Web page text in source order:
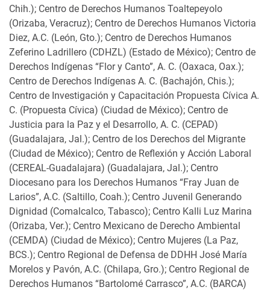
Chih.); Centro de Derechos Humanos Toaltepeyolo
(Orizaba, Veracruz); Centro de Derechos Humanos Victoria
Diez, A.C. (León, Gto.); Centro de Derechos Humanos
Zeferino Ladrillero (CDHZL) (Estado de México); Centro de
Derechos Indígenas “Flor y Canto”, A. C. (Oaxaca, Oax.);
Centro de Derechos Indígenas A. C. (Bachajón, Chis.);
Centro de Investigación y Capacitación Propuesta Cívica A.
C. (Propuesta Cívica) (Ciudad de México); Centro de
Justicia para la Paz y el Desarrollo, A. C. (CEPAD)
(Guadalajara, Jal.); Centro de los Derechos del Migrante
(Ciudad de México); Centro de Reflexión y Acción Laboral
(CEREAL-Guadalajara) (Guadalajara, Jal.); Centro
Diocesano para los Derechos Humanos “Fray Juan de
Larios”, A.C. (Saltillo, Coah.); Centro Juvenil Generando
Dignidad (Comalcalco, Tabasco); Centro Kalli Luz Marina
(Orizaba, Ver.); Centro Mexicano de Derecho Ambiental
(CEMDA) (Ciudad de México); Centro Mujeres (La Paz,
BCS.); Centro Regional de Defensa de DDHH José María
Morelos y Pavón, A.C. (Chilapa, Gro.); Centro Regional de
Derechos Humanos “Bartolomé Carrasco”, A.C. (BARCA)